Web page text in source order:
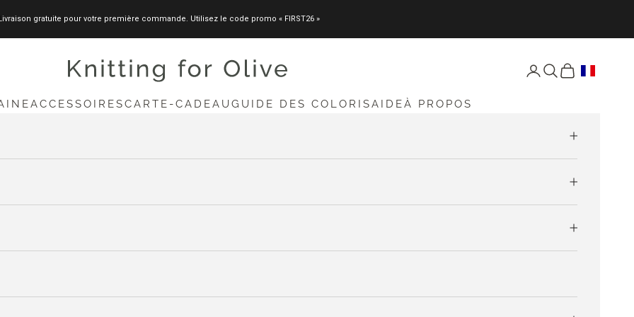
gratuite pour votre première commande. Utilisez le code promo « FIRST26 »
knittingforolive.com Ouvrir Mon compte
Ouvrir Recherche
Ouvrir Mon
ACCESSOIRESCARTE-CADEAUGUIDE DES COLORISAIDEÀ PROPOS